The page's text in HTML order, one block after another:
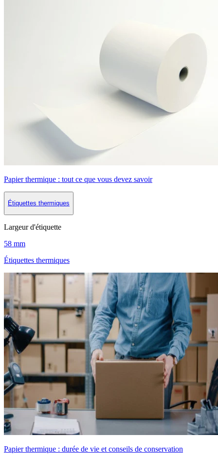
Papier thermique : tout ce que vous devez savoir
Étiquettes thermiques
Largeur d'étiquette
58 mm
Étiquettes thermiques
Papier thermique : durée de vie et conseils de conservation